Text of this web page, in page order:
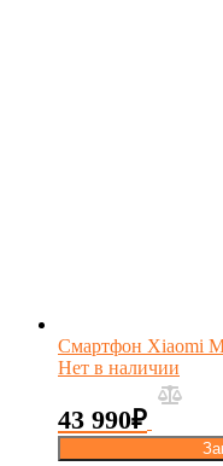
Смартфон Xiaomi
Нет в наличии
43 990₽